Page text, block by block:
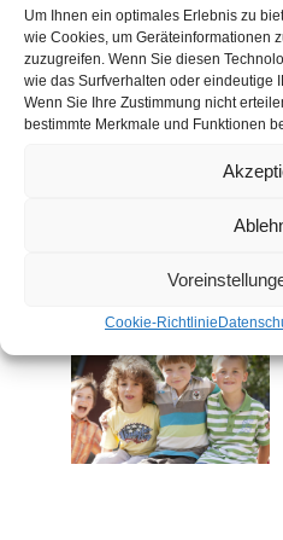
Um Ihnen ein optimales Erlebnis zu
wie Cookies, um Geräteinformationen
zuzugreifen. Wenn Sie diesen
wie das Surfverhalten oder eindeutige
Wenn Sie Ihre Zustimmung nicht
bestimmte Merkmale und Funktionen
Cookie-Richtlinie